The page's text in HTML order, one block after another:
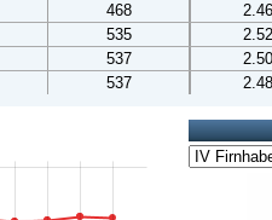
468
535
537
537